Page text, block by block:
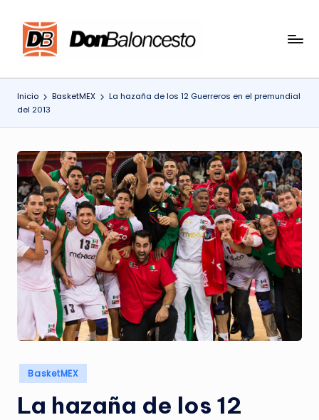
Saltar
Inicio BasketMEX
La hazaña de los 12 Guerreros en el premundial
del 2013
Publicado
en
BasketMEX
La hazaña de los 12